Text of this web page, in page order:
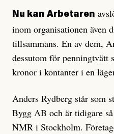
Nu kan Arbetaren
inom organisationen även
tillsammans. En av dem,
dessutom för penningtvätt
kronor i kontanter i en
Anders Rydberg står som
Bygg AB och är tidigare
NMR i Stockholm.